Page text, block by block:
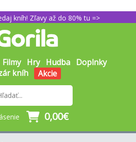
kníh! Zľavy až do 80% tu =>
Filmy Hry Hudba Doplnky
kníh
Akcie
0,00€